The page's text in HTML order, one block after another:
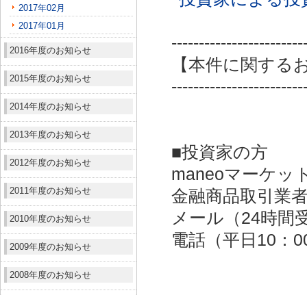
2017年02月
2017年01月
2016年度のお知らせ
2015年度のお知らせ
2014年度のお知らせ
2013年度のお知らせ
2012年度のお知らせ
2011年度のお知らせ
2010年度のお知らせ
2009年度のお知らせ
2008年度のお知らせ
【本件に関する
■投資家の方
maneoマーケッ
金融商品取引業
メール（24時間
電話（平日10：